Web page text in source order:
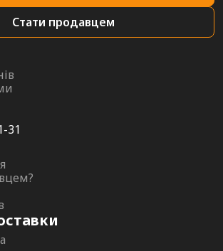
Стати продавцем
AutoPalma
31